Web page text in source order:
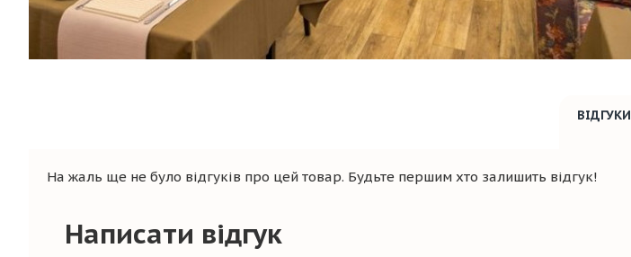
ВІДГУКИ
На жаль ще не було відгуків про цей товар. Будьте першим хто залишить відгук!
Написати відгук